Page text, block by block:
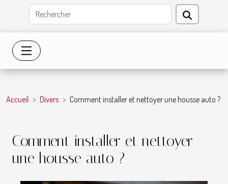
Accueil Divers Comment installer et nettoyer une housse auto ?
Comment installer et nettoyer
une housse auto ?